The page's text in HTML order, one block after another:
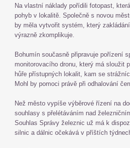
Na vlastní náklady pořídili fotopast,
pohyb v lokalitě. Společně s novou
by měla vytvořit systém, který
výrazně zkomplikuje.
Bohumín současně připravuje pořízení
monitorovacího dronu, který má sloužit
hůře přístupných lokalit, kam se
Mohl by pomoci právě při odhalování
Než město vypíše výběrové řízení na
souhlasy s přelétáváním nad
Souhlas Správy železnic už má k
silnic a dálnic očekává v příštích